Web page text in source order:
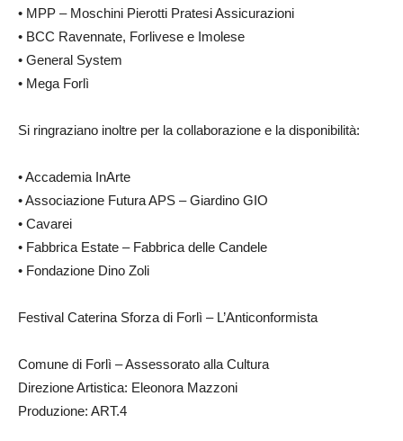
• MPP – Moschini Pierotti Pratesi Assicurazioni
• BCC Ravennate, Forlivese e Imolese
• General System
• Mega Forlì
Si ringraziano inoltre per la collaborazione e la disponibilità:
• Accademia InArte
• Associazione Futura APS – Giardino GIO
• Cavarei
• Fabbrica Estate – Fabbrica delle Candele
• Fondazione Dino Zoli
Festival Caterina Sforza di Forlì – L’Anticonformista
Comune di Forlì – Assessorato alla Cultura
Direzione Artistica: Eleonora Mazzoni
Produzione: ART.4